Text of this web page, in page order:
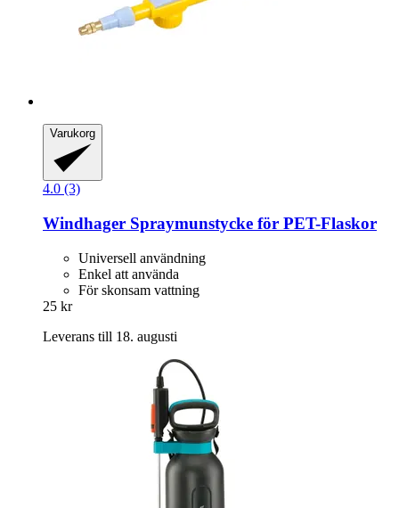
Varukorg
4.0 (3)
Windhager Spraymunstycke för PET-​Flaskor
Universell användning
Enkel att använda
För skonsam vattning
25 kr
Leverans till 18. augusti